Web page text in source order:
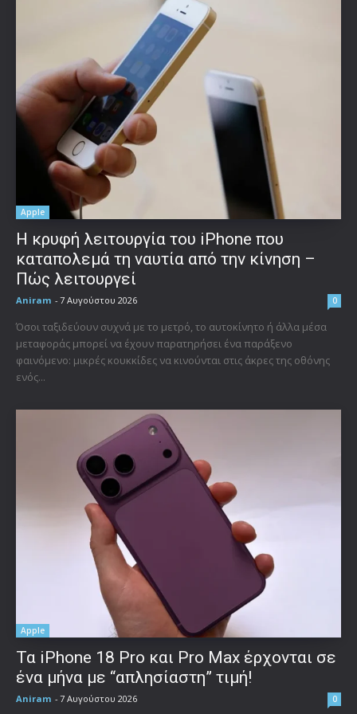
Apple
Η κρυφή λειτουργία του iPhone που
καταπολεμά τη ναυτία από την κίνηση –
Πώς λειτουργεί
Aniram - 7 Αυγούστου 2026 0
Όσοι ταξιδεύουν συχνά με το μετρό, το αυτοκίνητο ή άλλα μέσα
μεταφοράς μπορεί να έχουν παρατηρήσει ένα παράξενο
φαινόμενο: μικρές κουκκίδες να κινούνται στις άκρες της οθόνης
ενός...
Apple
Τα iPhone 18 Pro και Pro Max έρχονται σε
ένα μήνα με “απλησίαστη” τιμή!
Aniram - 7 Αυγούστου 2026 0